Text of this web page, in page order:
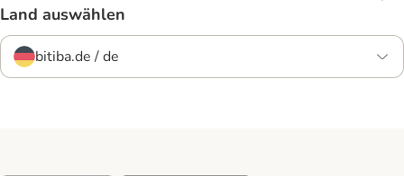
Land auswählen
bitiba.de / de